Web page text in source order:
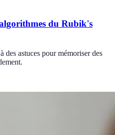
du Rubik's
astuces pour mémoriser des